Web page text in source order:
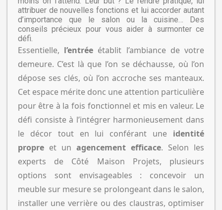
attribuer de nouvelles fonctions et lui accorder autant
d’importance que le salon ou la cuisine… Des
conseils précieux pour vous aider à surmonter ce
défi.
Essentielle, l’entrée établit l’ambiance de votre
demeure. C’est là que l’on se déchausse, où l’on
dépose ses clés, où l’on accroche ses manteaux.
Cet espace mérite donc une attention particulière
pour être à la fois fonctionnel et mis en valeur. Le
défi consiste à l’intégrer harmonieusement dans
le décor tout en lui conférant une identité
propreet un agencement efficace. Selon les
experts de Côté Maison Projets, plusieurs
options sont envisageables : concevoir un
meuble sur mesure se prolongeant dans le salon,
installer une verrière ou des claustras, optimiser